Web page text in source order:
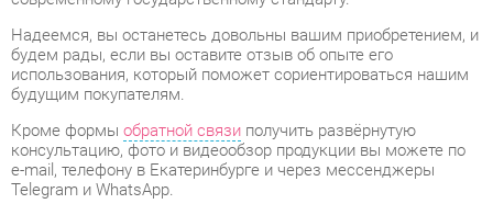
консультацию, фото и видеообзор продукции вы можете по
e-mail, телефону в Екатеринбурге и через мессенджеры
Telegram и WhatsApp.
Готовые комплекты также можно сравнить между собой в
нашем шоу-руме и купить Комплект мебели для спальни
Любимый дом Техно 02 Дуб Золотой Черный,
самостоятельно забрав его с нашего центрального склада в
г. Екатеринбург. Полный список адресов и магазинов
смотрите на странице